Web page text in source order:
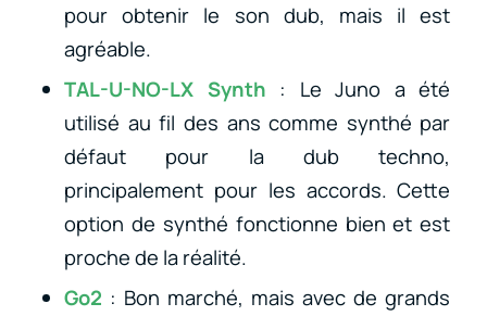
pour obtenir le son dub, mais il est
agréable.
TAL-U-NO-LX Synth : Le Juno a été
utilisé au fil des ans comme synthé par
défaut pour la dub techno,
principalement pour les accords. Cette
option de synthé fonctionne bien et est
proche de la réalité.
Go2 : Bon marché, mais avec de grands